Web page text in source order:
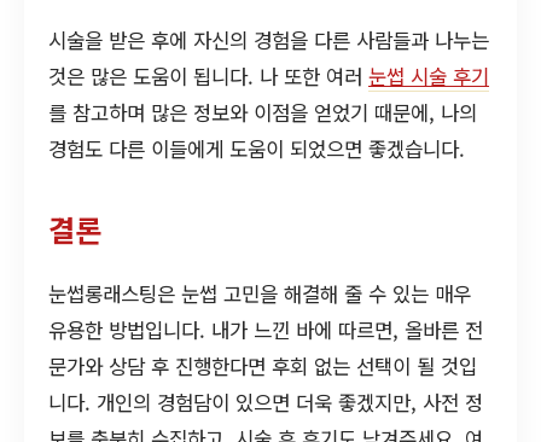
시술을 받은 후에 자신의 경험을 다른 사람들과 나누는
것은 많은 도움이 됩니다. 나 또한 여러 눈썹 시술 후기
를 참고하며 많은 정보와 이점을 얻었기 때문에, 나의
경험도 다른 이들에게 도움이 되었으면 좋겠습니다.
결론
눈썹롱래스팅은 눈썹 고민을 해결해 줄 수 있는 매우
유용한 방법입니다. 내가 느낀 바에 따르면, 올바른 전
문가와 상담 후 진행한다면 후회 없는 선택이 될 것입
니다. 개인의 경험담이 있으면 더욱 좋겠지만, 사전 정